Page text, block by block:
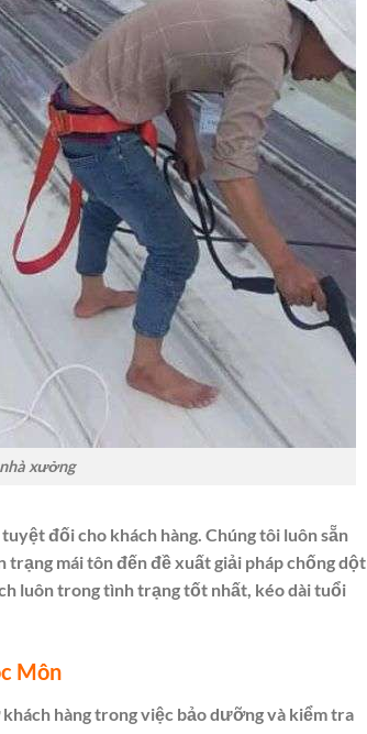
xưởng
đối cho khách hàng. Chúng tôi luôn sẵn
mái tôn đến đề xuất giải pháp chống dột
luôn trong tình trạng tốt nhất, kéo dài tuổi
Môn
hàng trong việc bảo dưỡng và kiểm tra